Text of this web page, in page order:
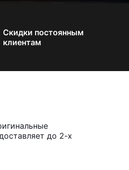
Скидки постоянным
клиентам
до 2-х